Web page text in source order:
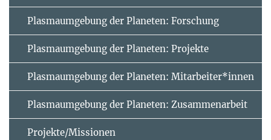
Plasmaumgebung der Planeten: Forschung
Plasmaumgebung der Planeten: Projekte
Plasmaumgebung der Planeten: Mitarbeiter*innen
Plasmaumgebung der Planeten: Zusammenarbeit
Projekte/Missionen